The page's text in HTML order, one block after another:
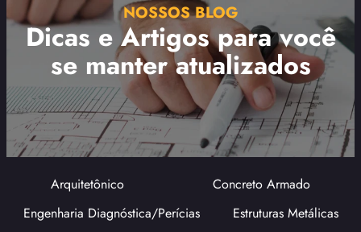
NOSSOS BLOG
Dicas e Artigos para você
se manter atualizados
Arquitetônico
Concreto Armado
Engenharia Diagnóstica/Perícias
Estruturas Metálicas